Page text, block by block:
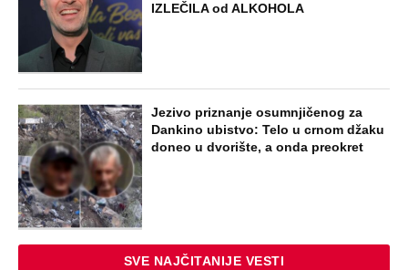
IZLEČILA od ALKOHOLA
Jezivo priznanje osumnjičenog za
Dankino ubistvo: Telo u crnom džaku
doneo u dvorište, a onda preokret
SVE NAJČITANIJE VESTI